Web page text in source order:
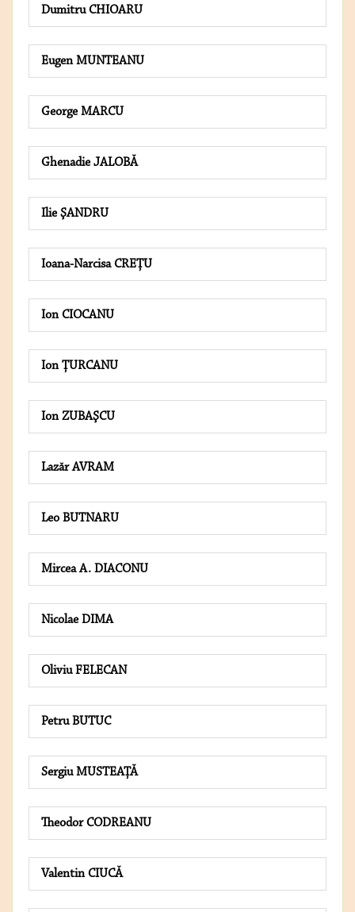
Dumitru CHIOARU
Eugen MUNTEANU
George MARCU
Ghenadie JALOBĂ
Ilie ŞANDRU
Ioana-Narcisa CREŢU
Ion CIOCANU
Ion ŢURCANU
Ion ZUBAŞCU
Lazăr AVRAM
Leo BUTNARU
Mircea A. DIACONU
Nicolae DIMA
Oliviu FELECAN
Petru BUTUC
Sergiu MUSTEAŢĂ
Theodor CODREANU
Valentin CIUCĂ